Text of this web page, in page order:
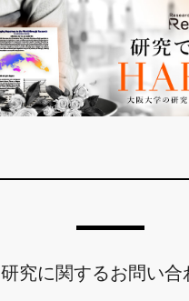
研究に関するお問い合